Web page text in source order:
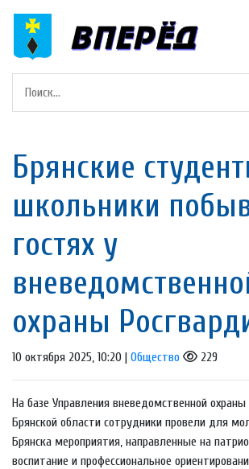
Брянские
школьники
гостях у
охраны
10 октября 2025, 10:20 | Общество 229
На базе Управления вневедомственной охраны
Брянской области сотрудники провели для
Брянска мероприятия, направленные на
воспитание и профессиональное